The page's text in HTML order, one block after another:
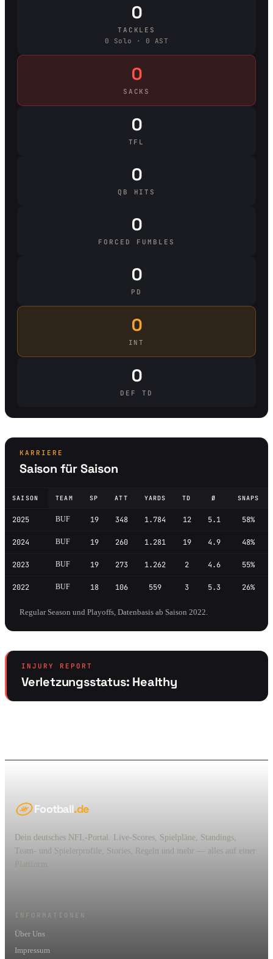
0
TACKLES
0 Solo · 0 AST
0
SACKS
0
TFL
0
QB HITS
0
FORCED FUMBLES
0
PD
0
INT
0
DEF TD
KARRIERE
Saison für Saison
SAISON TEAM SP ATT YARDS TD Ø SNAPS
2025 BUF 19 348 1.784 12 5.1 58%
2024 BUF 19 260 1.281 19 4.9 48%
2023 BUF 19 273 1.262 2 4.6 55%
2022 BUF 18 106 559 3 5.3 26%
Regular Season und Playoffs, Datenbasis ab Saison 2022.
INJURY REPORT
Verletzungsstatus: Healthy
Football.de
Dein deutsches NFL-Portal. Live-Scores, Spielpläne, Standings,
Team- und Spielerprofile, Stories, Regeln und mehr — alles auf einer
Plattform.
INFORMATIONEN
Über Uns
Impressum